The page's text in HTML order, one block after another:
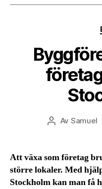
Av Samuel
Att växa som företag
större lokaler. Med
Stockholm kan man få